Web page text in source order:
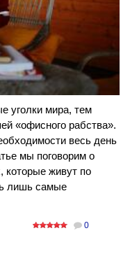
уголки мира, тем
«офисного рабства».
весь день
мы поговорим о
живут по
лишь самые
0